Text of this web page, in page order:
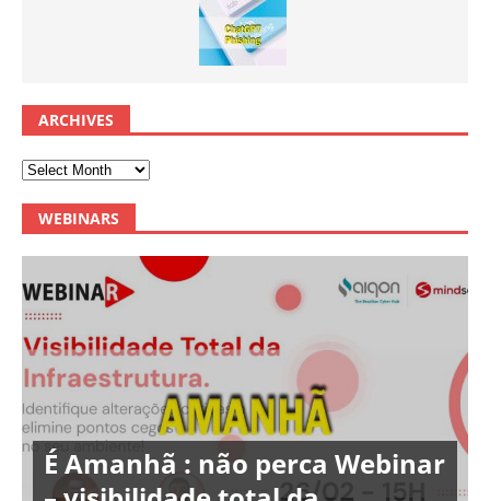
ARCHIVES
WEBINARS
É Amanhã : não perca Webinar